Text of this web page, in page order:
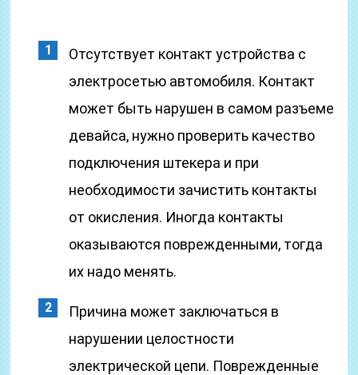
Отсутствует контакт устройства с
электросетью автомобиля. Контакт
может быть нарушен в самом разъеме
девайса, нужно проверить качество
подключения штекера и при
необходимости зачистить контакты
от окисления. Иногда контакты
оказываются поврежденными, тогда
их надо менять.
Причина может заключаться в
нарушении целостности
электрической цепи. Поврежденные